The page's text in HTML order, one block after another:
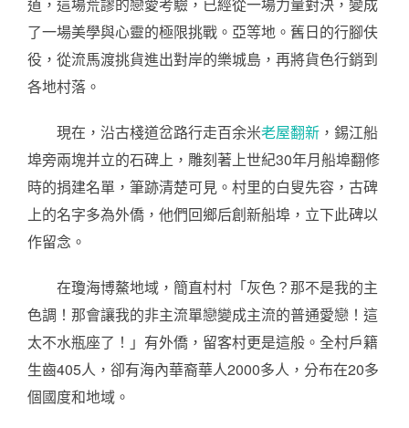
了一場美學與心靈的極限挑戰。亞等地。舊日的行腳伕
役，從流馬渡挑貨進出對岸的樂城島，再將貨色行銷到
各地村落。
現在，沿古棧道岔路行走百余米老屋翻新 ，錫江船
埠旁兩塊并立的石碑上，雕刻著上世紀30年月船埠翻修
時的捐建名單，筆跡清楚可見。村里的白叟先容，古碑
上的名字多為外僑，他們回鄉后創新船埠，立下此碑以
作留念。
在瓊海博鰲地域，簡直村村「灰色？那不是我的主
色調！那會讓我的非主流單戀變成主流的普通愛戀！這
太不水瓶座了！」有外僑，留客村更是這般。全村戶籍
生齒405人，卻有海內華裔華人2000多人，分布在20多
個國度和地域。